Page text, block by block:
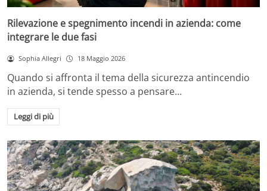
Rilevazione e spegnimento incendi in azienda: come
integrare le due fasi
Sophia Allegri 18 Maggio 2026
Quando si affronta il tema della sicurezza antincendio
in azienda, si tende spesso a pensare…
Leggi di più